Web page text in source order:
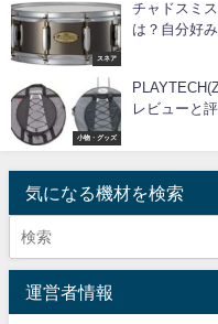
スネア
チャドスミ
は？自分好
小物・グッズ
レビューと
気になる機材を検索
運営者情報